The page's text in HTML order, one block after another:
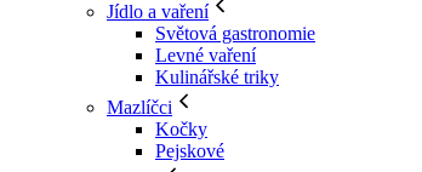
Jídlo a vaření
Světová gastronomie
Levné vaření
Kulinářské triky
Mazlíčci
Kočky
Pejskové